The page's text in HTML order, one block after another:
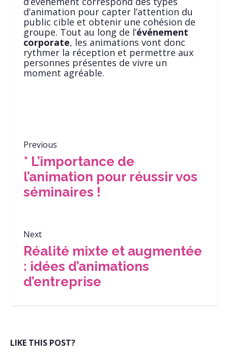
d’animation pour capter l’attention du
public cible et obtenir une cohésion de
groupe. Tout au long de l’événement
corporate, les animations vont donc
rythmer la réception et permettre aux
personnes présentes de vivre un
moment agréable.
Previous
* L’importance de
l’animation pour réussir vos
séminaires !
Next
Réalité mixte et augmentée
: idées d’animations
d’entreprise
LIKE THIS POST?